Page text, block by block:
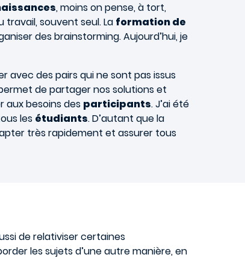
, moins on pense, à tort,
souvent seul. La formation de
des brainstorming. Aujourd’hui, je
avec des pairs qui ne sont pas issus
de partager nos solutions et
aux besoins des participants. J’ai été
les étudiants. D’autant que la
très rapidement et assurer tous
de relativiser certaines
les sujets d’une autre manière, en